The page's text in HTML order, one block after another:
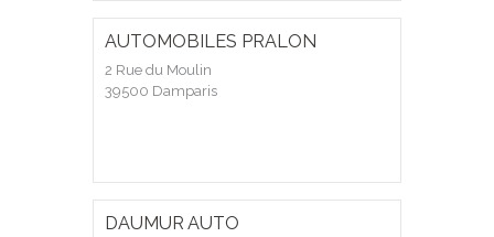
AUTOMOBILES PRALON
2 Rue du Moulin
39500 Damparis
DAUMUR AUTO